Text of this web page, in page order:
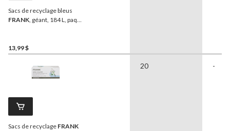
Sacs de recyclage bleus
FRANK, géant, 184 L, paq.
13,99 $
Sacs de recyclage FRANK
20 -